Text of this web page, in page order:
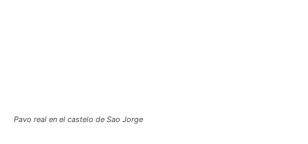
Pavo real en el castelo de Sao Jorge